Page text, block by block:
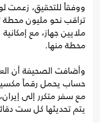
ووفقاً للتحقيق، زعمت
محطة منها.
وأضافت الصحيفة أن
حساب يحمل رقماً
مع سفر متكرر إلى
يتم تحديثها كل ست